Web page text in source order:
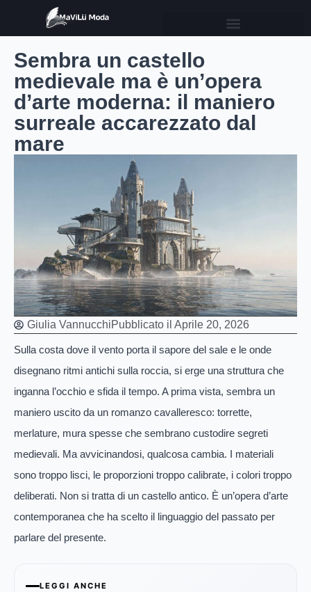
Sembra un castello
medievale ma è un’opera
d’arte moderna: il maniero
surreale accarezzato dal
mare
Giulia VannucchiPubblicato il Aprile 20, 2026
Sulla costa dove il vento porta il sapore del sale e le onde
disegnano ritmi antichi sulla roccia, si erge una struttura che
inganna l’occhio e sfida il tempo. A prima vista, sembra un
maniero uscito da un romanzo cavalleresco: torrette,
merlature, mura spesse che sembrano custodire segreti
medievali. Ma avvicinandosi, qualcosa cambia. I materiali
sono troppo lisci, le proporzioni troppo calibrate, i colori troppo
deliberati. Non si tratta di un castello antico. È un’opera d’arte
contemporanea che ha scelto il linguaggio del passato per
parlare del presente.
LEGGI ANCHE